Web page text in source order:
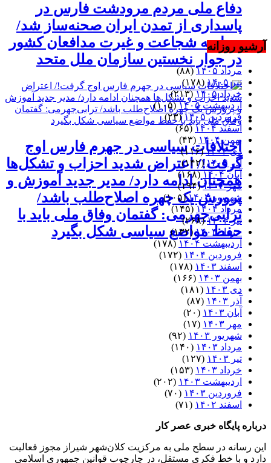
دفاع ملی مردم مرودشت فارس در
پاسداری از تمدن ایران صحنه‌ساز شد/
حماسه شجاعت و غیرت مدافعان کشور
در جوار نخستین سازمان ملل متحد
اختلافات سیاسی در جهرم فارس اوج
گرفت!/ اعتراض شدید احزاب و تشکل‌ها
همچنان ادامه دارد/ مدیر جدید آموزش و
پرورش یک چهره اصلاح‌طلب باشد/
ترابی‌جهرمی: گفتمان وفاق ملی باید با
حفظ مواضع سیاسی شکل بگیرد
آرشیو روزانه
مرداد ۱۴۰۵
(۸۸)
تیر ۱۴۰۵
(۱۷۸)
خرداد ۱۴۰۵
(۲۱۳)
اردیبهشت ۱۴۰۵
(۱۰۵)
فروردین ۱۴۰۵
(۲۳)
اسفند ۱۴۰۴
(۶۵)
بهمن ۱۴۰۴
(۴۳)
دی ۱۴۰۴
(۱۱۶)
آذر ۱۴۰۴
(۱۴۲)
آبان ۱۴۰۴
(۱۶۸)
مهر ۱۴۰۴
(۱۹۴)
شهریور ۱۴۰۴
(۱۰۵)
مرداد ۱۴۰۴
(۱۴۵)
تیر ۱۴۰۴
(۲۶۸)
خرداد ۱۴۰۴
(۱۳۲)
اردیبهشت ۱۴۰۴
(۱۷۸)
فروردین ۱۴۰۴
(۱۷۲)
اسفند ۱۴۰۳
(۱۷۸)
بهمن ۱۴۰۳
(۱۶۶)
دی ۱۴۰۳
(۱۸۱)
آذر ۱۴۰۳
(۸۷)
آبان ۱۴۰۳
(۲۰)
مهر ۱۴۰۳
(۱۷)
شهریور ۱۴۰۳
(۹۲)
مرداد ۱۴۰۳
(۱۴۰)
تیر ۱۴۰۳
(۱۲۷)
خرداد ۱۴۰۳
(۱۵۳)
اردیبهشت ۱۴۰۳
(۲۰۲)
فروردین ۱۴۰۳
(۷۰)
اسفند ۱۴۰۲
(۷۱)
درباره پایگاه خبری عصر کار
این رسانه در سطح ملی به مرکزیت کلان‌شهر شیراز مجوز فعالیت
دارد و با خط فکری مستقل، در چارچوب قوانین جمهوری اسلامی